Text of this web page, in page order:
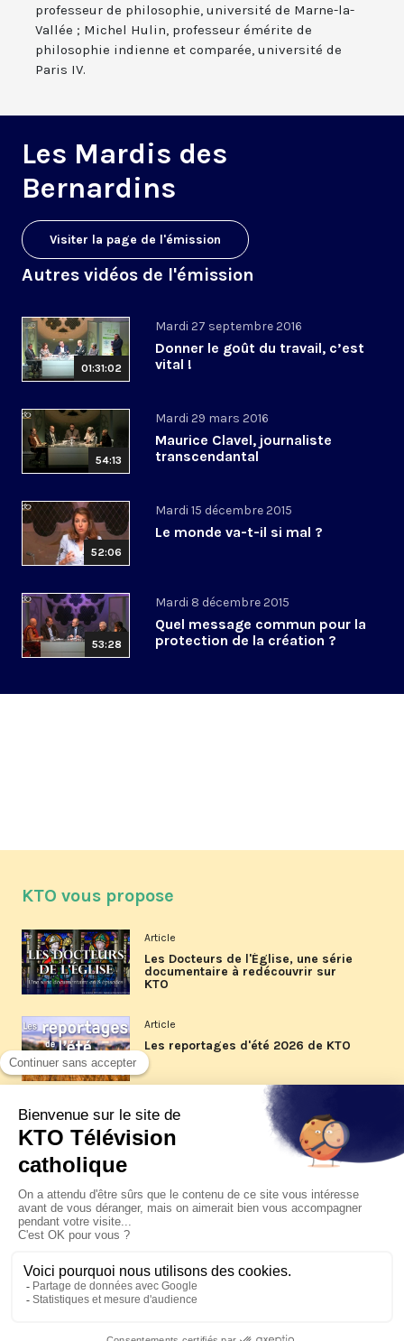
professeur de philosophie, université de Marne-la-
Vallée ; Michel Hulin, professeur émérite de
philosophie indienne et comparée, université de
Paris IV.
Les Mardis des
Bernardins
Visiter la page de l'émission
Autres vidéos de l'émission
01:31:02
Mardi 27 septembre 2016
Donner le goût du travail, c’est
vital !
54:13
Mardi 29 mars 2016
Maurice Clavel, journaliste
transcendantal
52:06
Mardi 15 décembre 2015
Le monde va-t-il si mal ?
53:28
Mardi 8 décembre 2015
Quel message commun pour la
protection de la création ?
KTO vous propose
Article
Les Docteurs de l'Église, une série
documentaire à redécouvrir sur
KTO
Article
Les reportages d'été 2026 de KTO
Article
La visite pastorale du pape Léon
XIV à Assise à suivre sur KTO le
Article
Le pape en Uruguay, Argentine et